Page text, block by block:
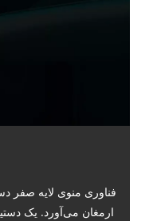
فناوری منوی لایه صفر
ارمغان می‌آورد. یک